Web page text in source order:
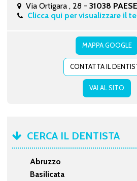
Via Ortigara , 28 - 31038
Clicca qui per visualizzare il
MAPPA GOOGLE
CONTATTA IL
VAI AL SITO
CERCA IL DENTISTA
Abruzzo
Basilicata